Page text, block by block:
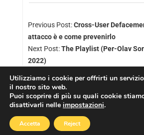
Previous Post:Cross-User
attacco è e come prevenirlo
Next Post:The Playlist (Per-Olav
2022)
Copyright © 2026
Utilizziamo i cookie per offrirti un
il nostro sito web.
Puoi scoprire di più su quali cookie
disattivarli nelle impostazioni.
Accetta Reject